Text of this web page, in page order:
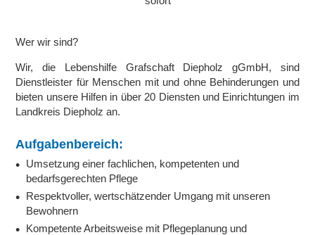
Wer wir sind?
Wir, die Lebenshilfe Grafschaft Diepholz gGmbH, sind
Dienstleister für Menschen mit und ohne Behinderungen und
bieten unsere Hilfen in über 20 Diensten und Einrichtungen im
Landkreis Diepholz an.
Aufgabenbereich:
Umsetzung einer fachlichen, kompetenten und
bedarfsgerechten Pflege
Respektvoller, wertschätzender Umgang mit unseren
Bewohnern
Kompetente Arbeitsweise mit Pflegeplanung und